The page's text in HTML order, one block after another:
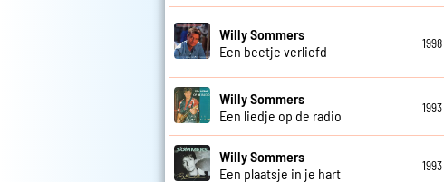
Willy Sommers
Een beetje verliefd
1998
Willy Sommers
Een liedje op de radio
1993
Willy Sommers
Een plaatsje in je hart
1993